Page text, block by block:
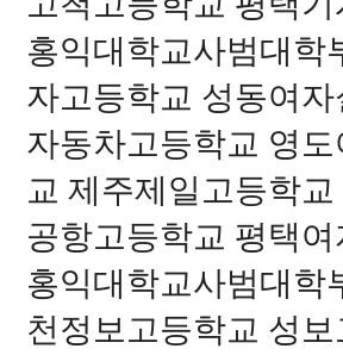
홍익대학교사범대학
자고등학교 성동여
자동차고등학교 영
교 제주제일고등학교
공항고등학교 평택
홍익대학교사범대학
천정보고등학교 성